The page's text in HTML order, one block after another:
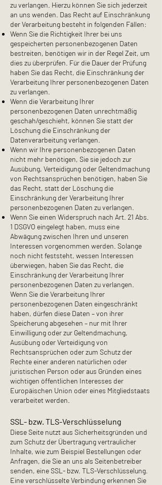
zu verlangen. Hierzu können Sie sich jederzeit
an uns wenden. Das Recht auf Einschränkung
der Verarbeitung besteht in folgenden Fällen:
Wenn Sie die Richtigkeit Ihrer bei uns
gespeicherten personenbezogenen Daten
bestreiten, benötigen wir in der Regel Zeit, um
dies zu überprüfen. Für die Dauer der Prüfung
haben Sie das Recht, die Einschränkung der
Verarbeitung Ihrer personenbezogenen Daten
zu verlangen.
Wenn die Verarbeitung Ihrer
personenbezogenen Daten unrechtmäßig
geschah/geschieht, können Sie statt der
Löschung die Einschränkung der
Datenverarbeitung verlangen.
Wenn wir Ihre personenbezogenen Daten
nicht mehr benötigen, Sie sie jedoch zur
Ausübung, Verteidigung oder Geltendmachung
von Rechtsansprüchen benötigen, haben Sie
das Recht, statt der Löschung die
Einschränkung der Verarbeitung Ihrer
personenbezogenen Daten zu verlangen.
Wenn Sie einen Widerspruch nach Art. 21 Abs.
1 DSGVO eingelegt haben, muss eine
Abwägung zwischen Ihren und unseren
Interessen vorgenommen werden. Solange
noch nicht feststeht, wessen Interessen
überwiegen, haben Sie das Recht, die
Einschränkung der Verarbeitung Ihrer
personenbezogenen Daten zu verlangen.
Wenn Sie die Verarbeitung Ihrer
personenbezogenen Daten eingeschränkt
haben, dürfen diese Daten – von ihrer
Speicherung abgesehen – nur mit Ihrer
Einwilligung oder zur Geltendmachung,
Ausübung oder Verteidigung von
Rechtsansprüchen oder zum Schutz der
Rechte einer anderen natürlichen oder
juristischen Person oder aus Gründen eines
wichtigen öffentlichen Interesses der
Europäischen Union oder eines Mitgliedstaats
verarbeitet werden.
SSL- bzw. TLS-Verschlüsselung
Diese Seite nutzt aus Sicherheitsgründen und
zum Schutz der Übertragung vertraulicher
Inhalte, wie zum Beispiel Bestellungen oder
Anfragen, die Sie an uns als Seitenbetreiber
senden, eine SSL- bzw. TLS-Verschlüsselung.
Eine verschlüsselte Verbindung erkennen Sie